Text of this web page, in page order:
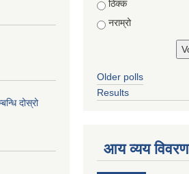
दोस्रो
ठिक्क
नराम्रो
Older polls
Results
आय व्यय विवरण